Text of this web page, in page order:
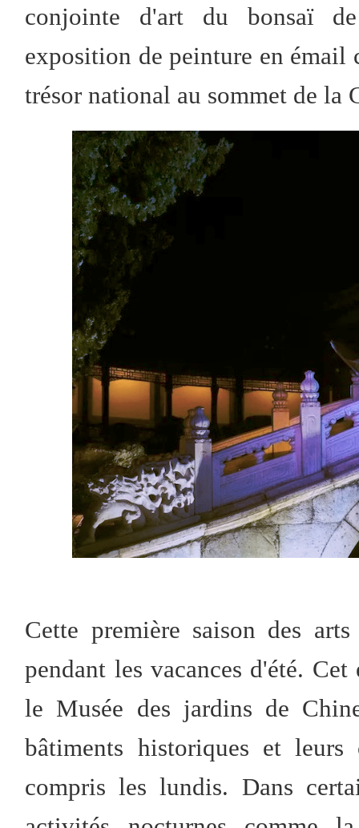
conjointe d'art du bonsaï
exposition de peinture en
trésor national au sommet de la
Cette première saison des
pendant les vacances d'été.
le Musée des jardins de
bâtiments historiques et
compris les lundis. Dans